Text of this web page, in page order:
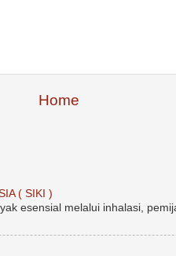
Home
( SIKI )
esensial melalui inhalasi,